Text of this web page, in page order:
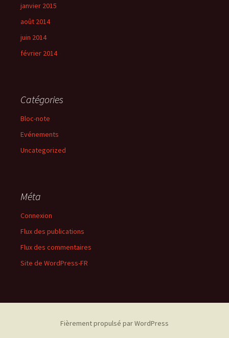
janvier 2015
août 2014
juin 2014
février 2014
Catégories
Bloc-note
Evénements
Uncategorized
Méta
Connexion
Flux des publications
Flux des commentaires
Site de WordPress-FR
Fièrement propulsé par WordPress